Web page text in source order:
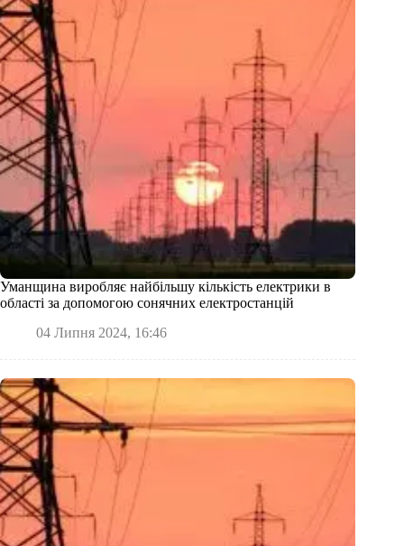
Уманщина виробляє найбільшу кількість електрики в
області за допомогою сонячних електростанцій
04 Липня 2024, 16:46